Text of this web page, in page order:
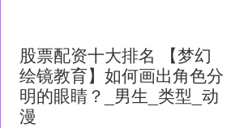
股票配资十大排名 【梦幻
绘镜教育】如何画出角色分
明的眼睛？_男生_类型_动
漫